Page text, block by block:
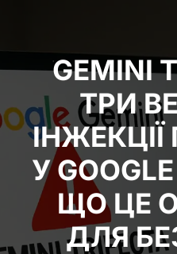
GEMINI
ТРИ
У
ЩО ЦЕ
ДЛЯ